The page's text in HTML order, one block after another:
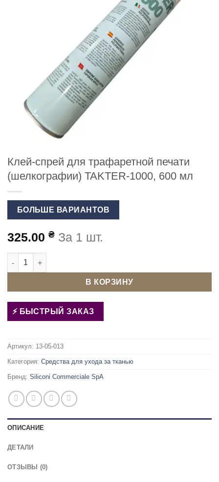
Клей-спрей для трафаретной печати
(шелкографии) TAKTER-1000, 600 мл
БОЛЬШЕ ВАРИАНТОВ
325.00 ₴ За 1 шт.
Количество товара Клей-спрей для трафаретной печати
В КОРЗИНУ
БЫСТРЫЙ ЗАКАЗ
Артикул: 13-05-013
Категория: Средства для ухода за тканью
Бренд: Siliconi Commerciale SpA
ОПИСАНИЕ
ДЕТАЛИ
ОТЗЫВЫ (0)